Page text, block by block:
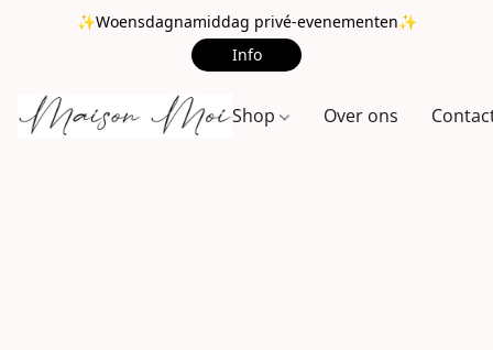
✨Woensdagnamiddag privé-evenementen✨
Info
Shop Over ons